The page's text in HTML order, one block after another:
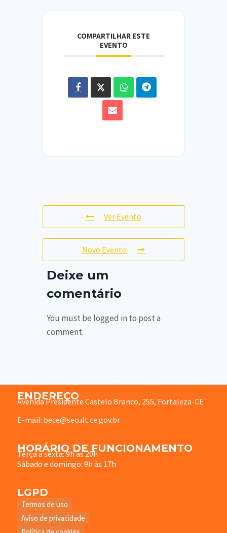
COMPARTILHAR ESTE
EVENTO
Ver Evento
Novo Evento
Deixe um
comentário
You must be logged in to post a
comment.
ENDEREÇO
Avenida Presidente Castelo Branco, 255, Fortaleza-CE
E-mail: bece@secult.ce.gov.br
HORÁRIO DE FUNCIONAMENTO
Terça à sexta: 9h às 20h
Sábado e domingo: 9h às 17h
LGPD
Termos de uso
Aviso de privacidade